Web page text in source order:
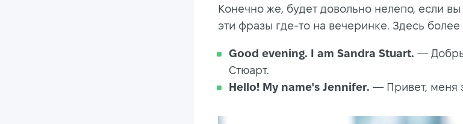
Конечно же, будет довольно нелепо, если вы
эти фразы где-то на вечеринке. Здесь более
Good evening. I am Sandra Stuart. —
Стюарт.
Hello! My name's Jennifer. — Привет, меня